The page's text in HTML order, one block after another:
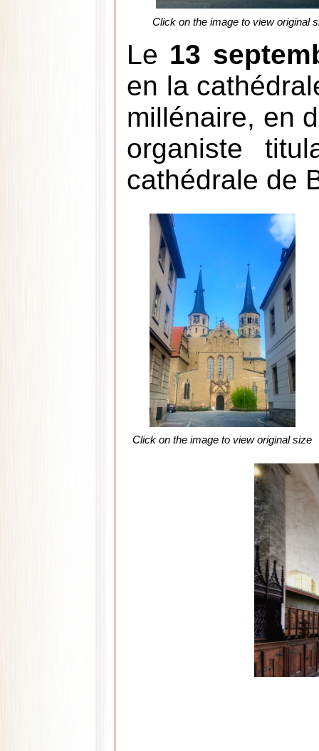
Click on the image to view original
Le 13
en la
millénaire, en
organiste
cathédrale de
Click on the image to view original size